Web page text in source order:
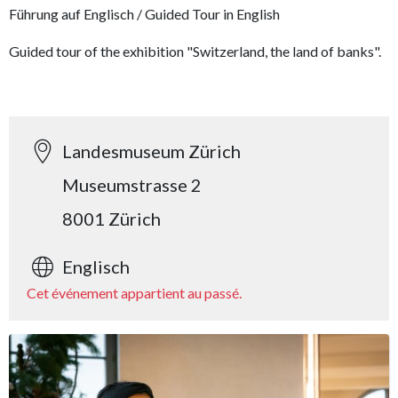
Führung auf Englisch / Guided Tour in English
Guided tour of the exhibition "Switzerland, the land of banks".
Landesmuseum Zürich
Museumstrasse 2
8001 Zürich
Englisch
Cet événement appartient au passé.